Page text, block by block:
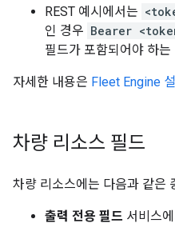
REST 예시에서는
인 경우 Bearer
필드가 포함되어야 하
자세한 내용은 Fleet Engine
차량 리소스 필드
차량 리소스에는 다음과 같은
출력 전용 필드 서비스